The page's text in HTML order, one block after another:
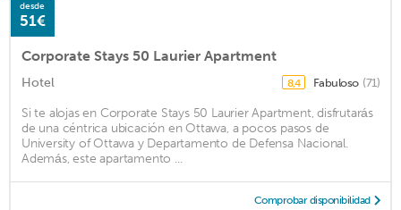
desde
51€
Corporate Stays 50 Laurier Apartment
Hotel 8,4 Fabuloso (71)
Si te alojas en Corporate Stays 50 Laurier Apartment, disfrutarás
de una céntrica ubicación en Ottawa, a pocos pasos de
University of Ottawa y Departamento de Defensa Nacional.
Además, este apartamento ...
Comprobar disponibilidad